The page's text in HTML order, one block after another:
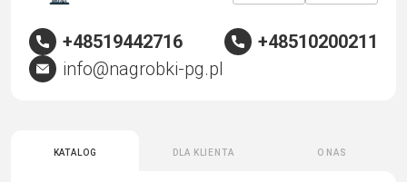
Katalog Dla klienta O nas
+48519442716
+48510200211
info@nagrobki-pg.pl